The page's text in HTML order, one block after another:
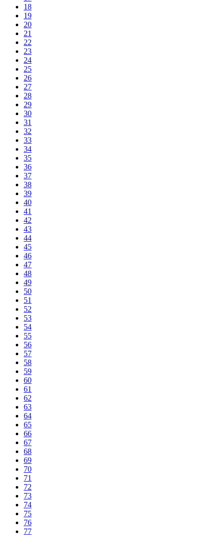
18
19
20
21
22
23
24
25
26
27
28
29
30
31
32
33
34
35
36
37
38
39
40
41
42
43
44
45
46
47
48
49
50
51
52
53
54
55
56
57
58
59
60
61
62
63
64
65
66
67
68
69
70
71
72
73
74
75
76
77